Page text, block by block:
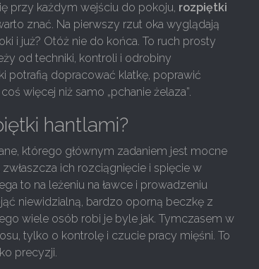
przy każdym wejściu do pokoju, rozpiętki
znać. Na pierwszy rzut oka wyglądają
i już? Otóż nie do końca. To ruch prosty
od techniki, kontroli i odrobiny
potrafią dopracować klatkę, poprawić
więcej niż samo „pchanie żelaza”.
hantlami?
którego głównym zadaniem jest mocne
ich rozciągnięcie i spięcie w
to na leżeniu na ławce i prowadzeniu
niewidzialną, bardzo oporną beczkę z
wiele osób robi je byle jak. Tymczasem w
tylko o kontrolę i czucie pracy mięśni. To
precyzji.